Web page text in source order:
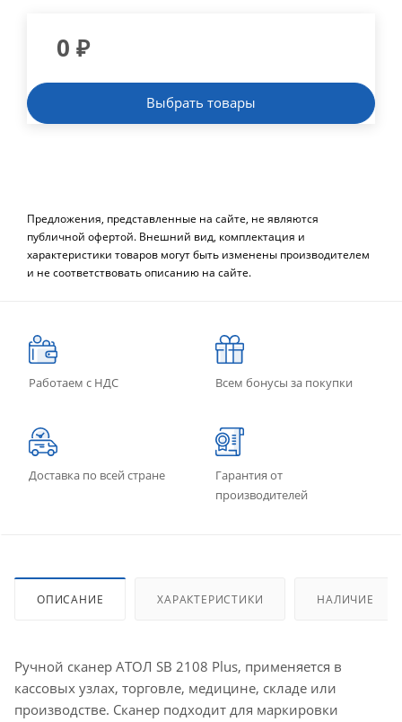
0 ₽
Выбрать товары
Предложения, представленные на сайте, не являются
публичной офертой. Внешний вид, комплектация и
характеристики товаров могут быть изменены производителем
и не соответствовать описанию на сайте.
Работаем с НДС Всем бонусы за покупки
Доставка по всей стране
Гарантия от
производителей
ОПИСАНИЕ ХАРАКТЕРИСТИКИ НАЛИЧИЕ
Ручной сканер АТОЛ SB 2108 Plus, применяется в
кассовых узлах, торговле, медицине, складе или
производстве. Сканер подходит для маркировки